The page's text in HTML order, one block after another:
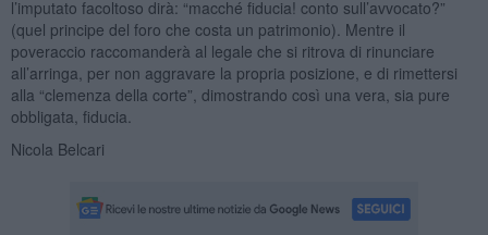
l’imputato facoltoso dirà: “macché fiducia! conto sull’avvocato?”
(quel principe del foro che costa un patrimonio). Mentre il
poveraccio raccomanderà al legale che si ritrova di rinunciare
all’arringa, per non aggravare la propria posizione, e di rimettersi
alla “clemenza della corte”, dimostrando così una vera, sia pure
obbligata, fiducia.
Nicola Belcari